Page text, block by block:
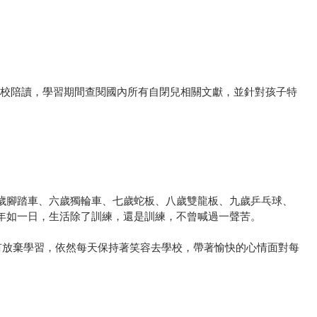
陪讀，學習期間查閱國內所有自閉兒相關文獻，並針對孩子特
踏車、六歲獨輪車、七歲蛇板、八歲雙龍板、九歲乒乓球、
一日，生活除了訓練，還是訓練，不曾喊過一聲苦。
棄學習，依然每天保持著笑容去學校，帶著愉快的心情面對每